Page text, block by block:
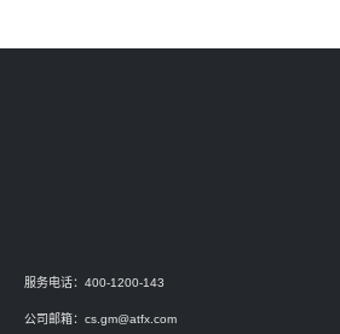
服务电话：400-1200-143
公司邮箱： cs.gm@atfx.com